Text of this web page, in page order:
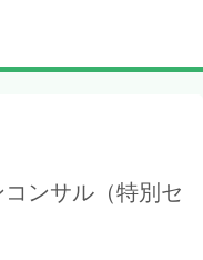
ンサル（特別セ